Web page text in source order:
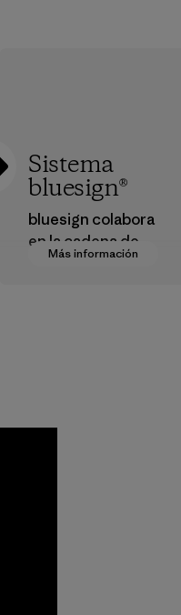
Más información
Sistema
bluesign®
bluesign colabora
en la cadena de
suministro para